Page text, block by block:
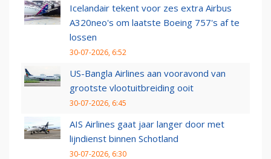
Icelandair tekent voor zes extra Airbus
A320neo's om laatste Boeing 757's af te
lossen
30-07-2026, 6:52
US-Bangla Airlines aan vooravond van
grootste vlootuitbreiding ooit
30-07-2026, 6:45
AIS Airlines gaat jaar langer door met
lijndienst binnen Schotland
30-07-2026, 6:30